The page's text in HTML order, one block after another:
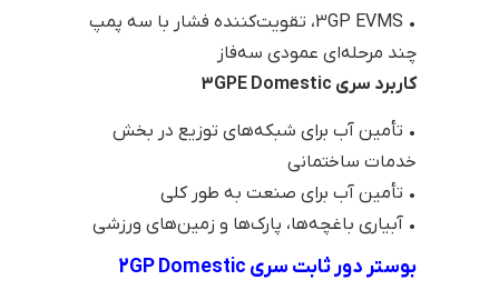
• 3GP EVMS، تقویت‌کننده فشار با سه پمپ
چند مرحله‌ای عمودی سه‌فاز
کاربرد سری 3GPE Domestic
• تأمین آب برای شبکه‌های توزیع در بخش
خدمات ساختمانی
• تأمین آب برای صنعت به طور کلی
• آبیاری باغچه‌ها، پارک‌ها و زمین‌های ورزشی
بوستر دور ثابت سری 2GP Domestic